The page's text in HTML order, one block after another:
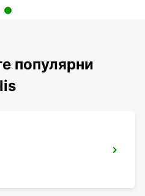
популярни